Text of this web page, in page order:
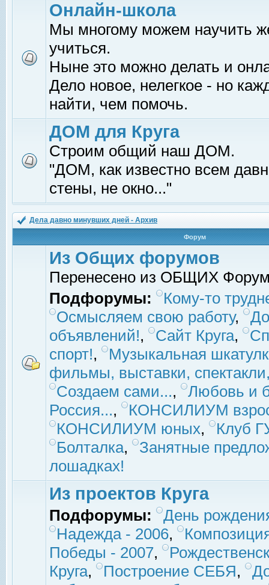
Онлайн-школа
Мы многому можем научить
учиться.
Ныне это можно делать и
Дело новое, нелегкое - но
найти, чем помочь.
ДОМ для Круга
Строим общий наш ДОМ.
"ДОМ, как известно всем
стены, не окно..."
Дела давно минувших дней - Архив
Форум
Из Общих форумов
Перенесено из ОБЩИХ
Подфорумы:
Кому-то
Осмысляем свою работу,
объявлений!, Сайт Круга,
спорт!,
Музыкальная
фильмы, выставки,
Создаем сами...,
Любовь и
Россия...,
КОНСИЛИУМ
КОНСИЛИУМ юных,
Клуб
Болталка,
Занятные
лошадках!
Из проектов Круга
Подфорумы:
День
Надежда - 2006,
Победы - 2007,
Круга, Построение СЕБЯ,